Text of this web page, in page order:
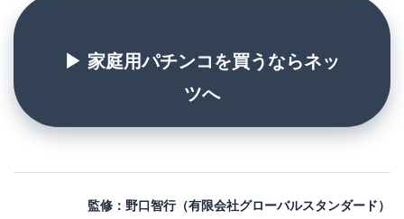
▶ 家庭用パチンコを買うならネッ
ツへ
監修：野口智行（有限会社グローバルスタンダード）